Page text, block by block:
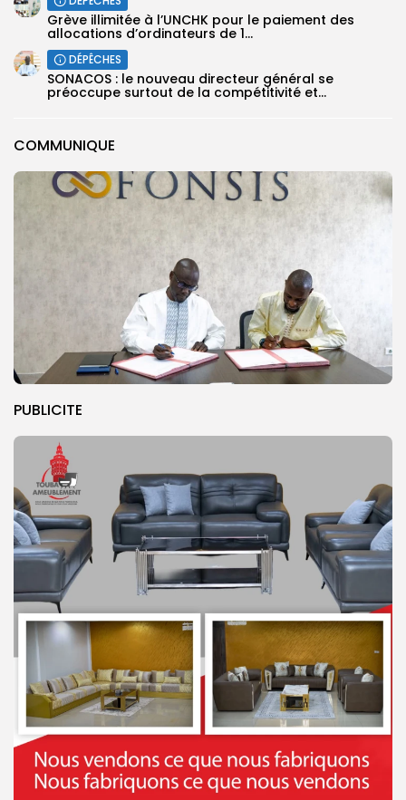
COMMUNIQUE
PUBLICITE
Grève illimitée à l’UNCHK pour le paiement des
allocations d’ordinateurs de 1...
DÉPÊCHES
SONACOS : le nouveau directeur général se
préoccupe surtout de la compétitivité et...